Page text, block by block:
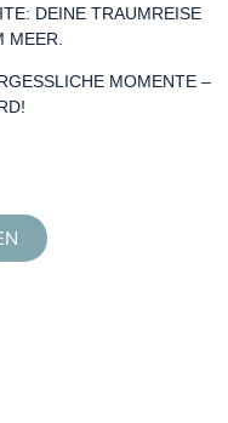
DEINE TRAUMREISE
MEER.
MOMENTE –